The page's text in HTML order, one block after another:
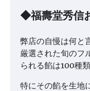
◆福壽堂秀信
弊店の自慢は何と
厳選された旬のフ
られる餡は100種
特にその餡を生地